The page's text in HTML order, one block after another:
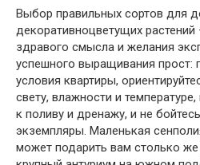
Выбор правильных сортов для
декоративноцветущих растений
здравого смысла и желания
успешного выращивания прост:
условия квартиры,
свету, влажности и
к поливу и дренажу, и не
экземпляры. Маленькая
может подарить вам столько